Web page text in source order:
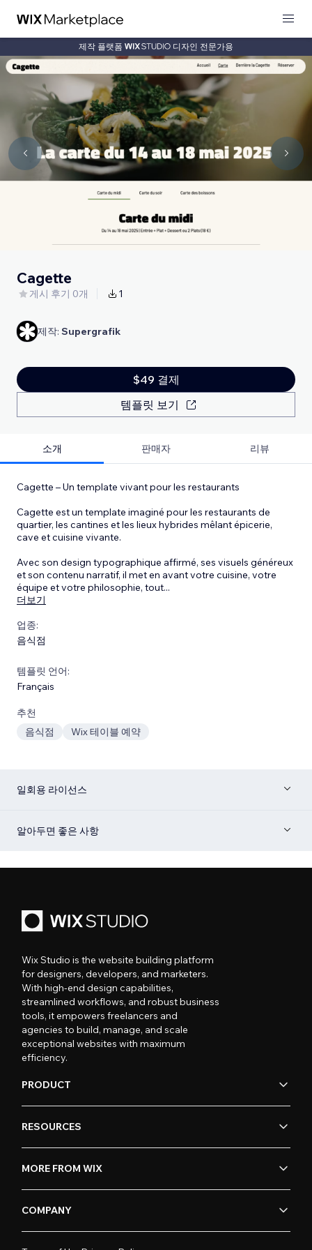
제작 플랫폼 디자인 전문가용
Cagette
게시 후기 0개 1
제작: Supergrafik
$49 결제
템플릿 보기
소개 판매자 리뷰
Cagette – Un template vivant pour les restaurants
Cagette est un template imaginé pour les restaurants de
quartier, les cantines et les lieux hybrides mêlant épicerie,
cave et cuisine vivante.
Avec son design typographique affirmé, ses visuels généreux
et son contenu narratif, il met en avant votre cuisine, votre
équipe et votre philosophie, tout...
더보기
업종:
음식점
템플릿 언어:
Français
추천
음식점
Wix 테이블 예약
일회용 라이선스
알아두면 좋은 사항
Wix Studio is the website building platform
for designers, developers, and marketers.
With high-end design capabilities,
streamlined workflows, and robust business
tools, it empowers freelancers and
agencies to build, manage, and scale
exceptional websites with maximum
efficiency.
PRODUCT
RESOURCES
MORE FROM WIX
COMPANY